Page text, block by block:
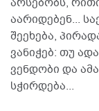
აარიდებენ...
შეეხება,
ვანიჭებ: თუ
ვენდობი და
სჭირდება...